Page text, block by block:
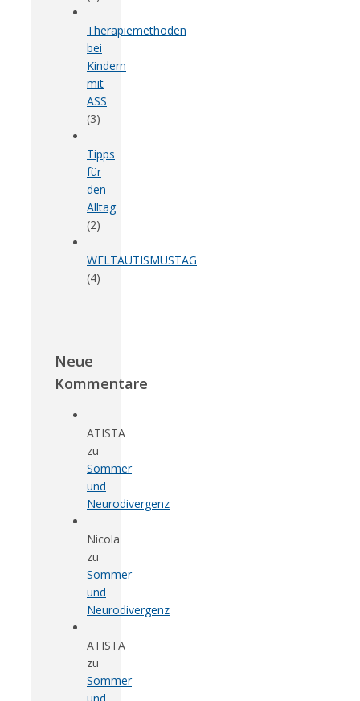
Therapiemethoden
bei
Kindern
mit
ASS
(3)
Tipps
für
den
Alltag
(2)
WELTAUTISMUSTAG
(4)
Neue
Kommentare
ATISTA
zu
Sommer
und
Neurodivergenz
Nicola
zu
Sommer
und
Neurodivergenz
ATISTA
zu
Sommer